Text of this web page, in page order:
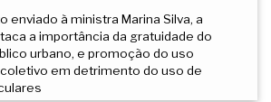
enviado à ministra Marina Silva, a
a importância da gratuidade do
urbano, e promoção do uso
em detrimento do uso de